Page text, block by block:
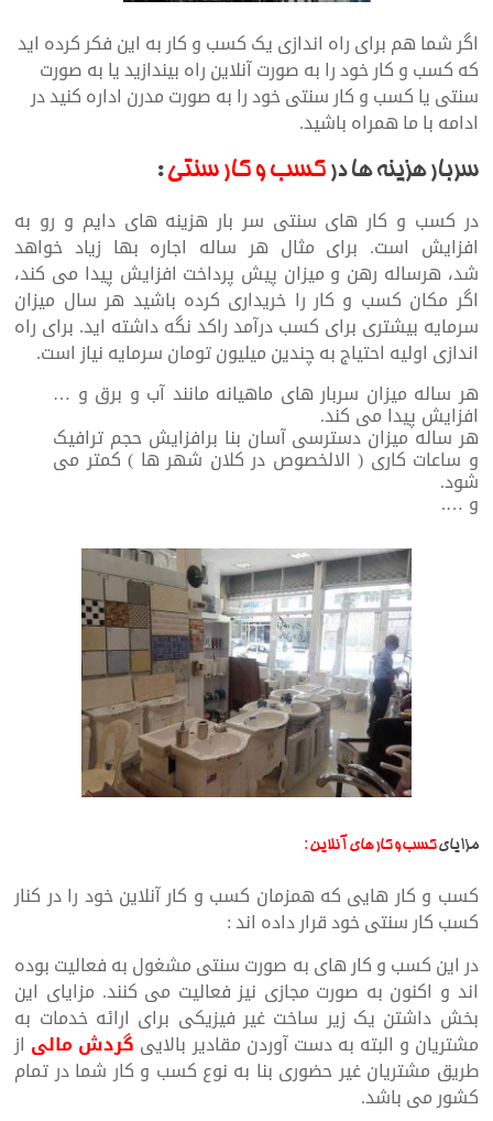
اگر شما هم برای راه اندازی یک کسب و کار به این فکر کرده اید
که کسب و کار خود را به صورت آنلاین راه بیندازید یا به صورت
سنتی یا کسب و کار سنتی خود را به صورت مدرن اداره کنید در
ادامه با ما همراه باشید.
سربار هزینه ها درکسب و کار سنتی:
در کسب و کار های سنتی سر بار هزینه های دایم و رو به
افزایش است. برای مثال هر ساله اجاره بها زیاد خواهد
شد، هرساله رهن و میزان پیش پرداخت افزایش پیدا می کند،
اگر مکان کسب و کار را خریداری کرده باشید هر سال میزان
سرمایه بیشتری برای کسب درآمد راکد نگه داشته اید. برای راه
اندازی اولیه احتیاج به چندین میلیون تومان سرمایه نیاز است.
هر ساله میزان سربار های ماهیانه مانند آب و برق و …
افزایش پیدا می کند.
هر ساله میزان دسترسی آسان بنا برافزایش حجم ترافیک
و ساعات کاری ( الالخصوص در کلان شهر ها ) کمتر می
شود.
و ….
مزایایکسب و کار های آنلاین:
کسب و کار هایی که همزمان کسب و کار آنلاین خود را در کنار
کسب کار سنتی خود قرار داده اند :
در این کسب و کار های به صورت سنتی مشغول به فعالیت بوده
اند و اکنون به صورت مجازی نیز فعالیت می کنند. مزایای این
بخش داشتن یک زیر ساخت غیر فیزیکی برای ارائه خدمات به
مشتریان و البته به دست آوردن مقادیر بالایی گردش مالی از
طریق مشتریان غیر حضوری بنا به نوع کسب و کار شما در تمام
کشور می باشد.